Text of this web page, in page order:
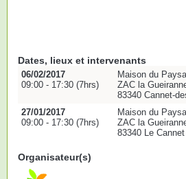
Dates, lieux et intervenants
06/02/2017
09:00 - 17:30 (7hrs)
Maison du
ZAC la
83340 Cannet-
27/01/2017
09:00 - 17:30 (7hrs)
Maison du
ZAC la
83340 Le
Organisateur(s)